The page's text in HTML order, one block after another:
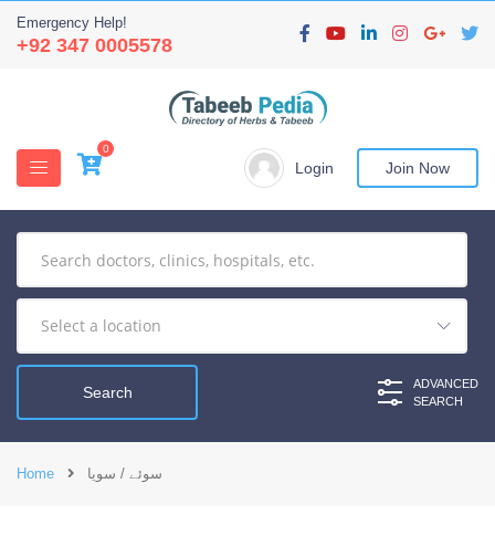
Emergency Help!
+92 347 0005578
0
Login Join Now
ADVANCED
SEARCH
Home سوئے / سویا